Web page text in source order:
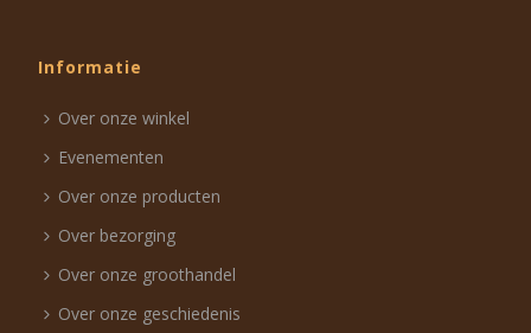
Informatie
Over onze winkel
Evenementen
Over onze producten
Over bezorging
Over onze groothandel
Over onze geschiedenis